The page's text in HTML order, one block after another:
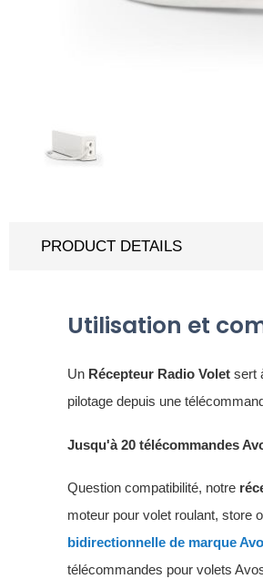
PRODUCT DETAILS
Utilisation et
Un Récepteur Radio Volet sert
pilotage depuis une
Jusqu'à 20 télécommandes
Question compatibilité, notre
moteur pour volet roulant, store
bidirectionnelle de marque
télécommandes pour volets